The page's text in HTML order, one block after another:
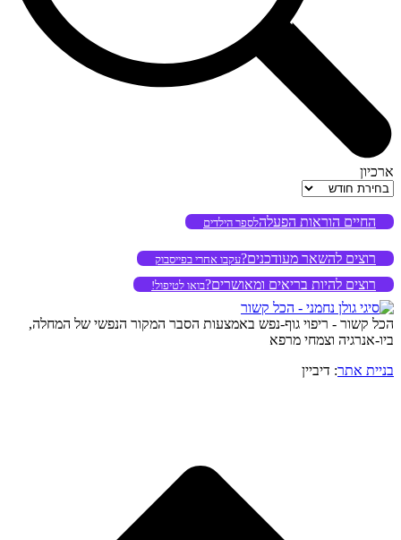
ארכיון
ארכיון
החיים הוראות הפעלהלספר הילדים
רוצים להשאר מעודכנים?עקבו אחרי בפייסבוק
רוצים להיות בריאים ומאושרים?בואו לטיפול!
הכל קשור - ריפוי גוף-נפש באמצעות הסבר המקור הנפשי של המחלה,
ביו-אנרגיה וצמחי מרפא
בניית אתר: דיביין